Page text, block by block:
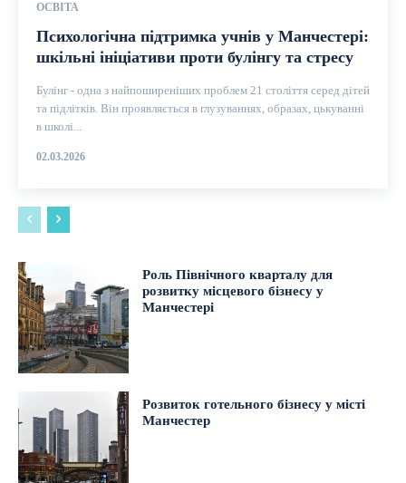
ОСВІТА
Психологічна підтримка учнів у Манчестері:
шкільні ініціативи проти булінгу та стресу
Булінг - одна з найпоширеніших проблем 21 століття серед дітей
та підлітків. Він проявляється в глузуваннях, образах, цькуванні
в школі...
02.03.2026
Роль Північного кварталу для
розвитку місцевого бізнесу у
Манчестері
Розвиток готельного бізнесу у місті
Манчестер